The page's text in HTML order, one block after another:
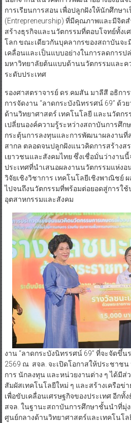
การเรียนการสอน เพื่อปลูกฝังให้นักศึกษา
(Entrepreneurship) ที่มีคุณภาพและมีจิต
สร้างธุรกิจและนวัตกรรมที่ตอบโจทย์ทั้งเ
โลก ขณะเดียวกันบุคลากรของสถาบันจ
เคลื่อนและเป็นแบบอย่างในการลดการป
มหาวิทยาลัยต้นแบบด้านนวัตกรรมและค
ระดับประเทศ
รองศาสตราจารย์ ดร.คมสัน มาลีสี อธิกา
การจัดงาน “ลาดกระบังนิทรรศน์ 69” ด้ว
ด้านวิทยาศาสตร์ เทคโนโลยี และนวัตกร
เปลี่ยนองค์ความรู้ระหว่างสถาบันการศึก
กระตุ้นการลงทุนและการพัฒนาผลงานที่
สากล ตลอดจนปลูกฝังแนวคิดการสร้างส
เยาวชนและสังคมไทย ซึ่งเชื่อมั่นว่างาน
ประเทศที่นำเสนอผลงานนวัตกรรมแห่งอ
วิจัยเชิงวิชาการ เทคโนโลยีเชิงพาณิชย์
ไปจนถึงนวัตกรรมที่พร้อมต่อยอดสู่การใ
อุตสาหกรรมและสังคม
งาน “ลาดกระบังนิทรรศน์ 69” ที่จะจัดขึ้น
2569 ณ สจล. จะเปิดโอกาสให้ประชาชน
การ นักลงทุน และหน่วยงานต่าง ๆ ได้มีส่
สัมผัสเทคโนโลยีใหม่ ๆ และสร้างเครือข่
เพื่อขับเคลื่อนเศรษฐกิจของประเทศ อีกทั้
สจล. ในฐานะสถาบันการศึกษาชั้นนำที่มุ่
ศูนย์กลางด้านวิทยาศาสตร์และเทคโนโ